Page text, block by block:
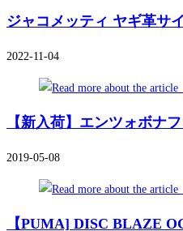
ジャコメッティ ヤギ革サ
2022-11-04
【新入荷】エンツォボナ
2019-05-08
【PUMA] DISC BLAZE